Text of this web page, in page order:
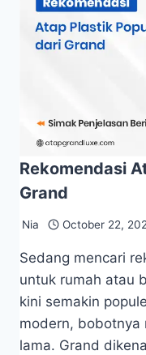
Rekomendasi
Grand
Nia October 22,
Sedang mencari
untuk rumah atau
kini semakin
modern, bobotnya
lama. Grand